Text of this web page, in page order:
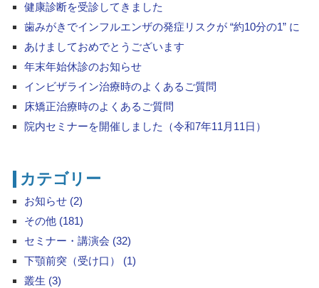
健康診断を受診してきました
歯みがきでインフルエンザの発症リスクが “約10分の1” に
あけましておめでとうございます
年末年始休診のお知らせ
インビザライン治療時のよくあるご質問
床矯正治療時のよくあるご質問
院内セミナーを開催しました（令和7年11月11日）
カテゴリー
お知らせ (2)
その他 (181)
セミナー・講演会 (32)
下顎前突（受け口） (1)
叢生 (3)